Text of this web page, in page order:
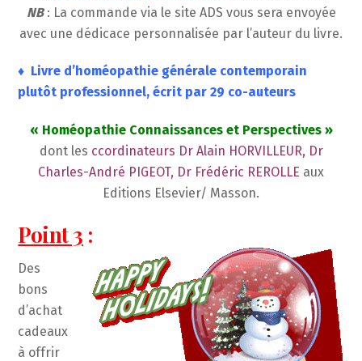
NB : La commande via le site ADS vous sera envoyée
avec une dédicace personnalisée par l’auteur du livre.
♦ Livre d’homéopathie générale contemporain
plutôt professionnel, écrit par 29 co-auteurs
« Homéopathie Connaissances et Perspectives »
dont les ccordinateurs Dr Alain HORVILLEUR, Dr
Charles-André PIGEOT, Dr Frédéric REROLLE aux
Editions Elsevier/ Masson.
Point 3 :
Des
bons
d’achat
cadeaux
à offrir